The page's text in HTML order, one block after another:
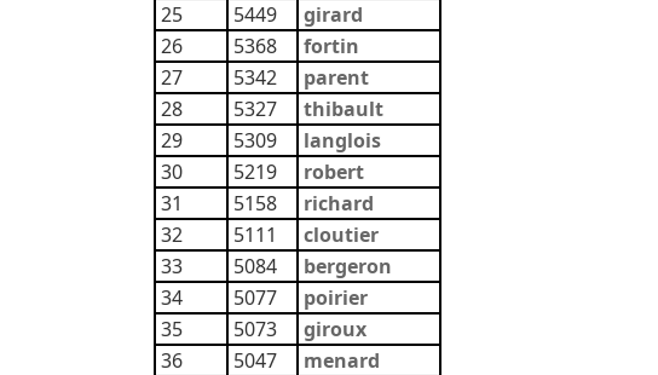
25
5449
girard
26
5368
fortin
27
5342
parent
28
5327
thibault
29
5309
langlois
30
5219
robert
31
5158
richard
32
5111
cloutier
33
5084
bergeron
34
5077
poirier
35
5073
giroux
36
5047
menard